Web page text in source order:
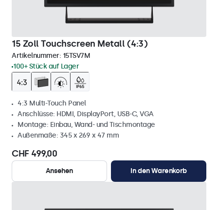
15 Zoll Touchscreen Metall (4:3)
Artikelnummer: 15TSV7M
100+ Stück auf Lager
4:3 Multi-Touch Panel
Anschlüsse: HDMI, DisplayPort, USB-C, VGA
Montage: Einbau, Wand- und Tischmontage
Außenmaße: 345 x 269 x 47 mm
CHF 499,00
Ansehen In den Warenkorb